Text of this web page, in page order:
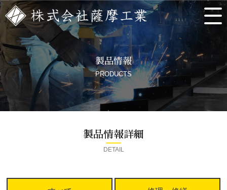
製品情報
PRODUCTS
製品情報詳細
DETAIL